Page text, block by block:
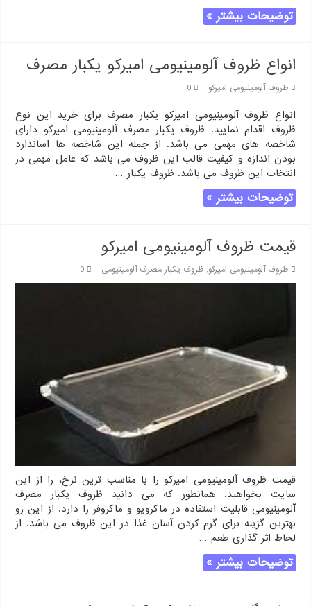
توضیحات بیشتر »
انواع ظروف آلومینیومی امیرکو یکبار مصرف
طروف آلومینیومی امیرکو 0
انواع ظروف آلومینیومی امیرکو یکبار مصرف برای خرید این نوع
ظروف اقدام نمایید. ظروف یکبار مصرف آلومینیومی امیرکو دارای
شاخصه های مهمی می باشد. از جمله این شاخصه ها اساندارد
بودن اندازه و کیفیت قالب این ظروف می باشد که عامل مهمی در
انتخاب این ظروف می باشد. ظروف یکبار …
توضیحات بیشتر »
قیمت ظروف آلومینیومی امیرکو
طروف آلومینیومی امیرکو,ظروف یکبار مصرف آلومینیومی 0
قیمت ظروف آلومینیومی امیرکو را با مناسب ترین نرخ، را از این
سایت بخواهید. همانطور که می دانید ظروف یکبار مصرف
آلومینیومی قابلیت استفاده در ماکرویو و ماکروفر را دارد. از این رو
بهترین گزینه برای گرم کردن آسان غذا در این ظروف می باشد. از
لحاظ اثر گذاری طعم …
توضیحات بیشتر »